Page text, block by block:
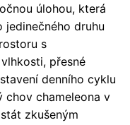
úlohou, která
druhu
s
přesné
denního cyklu
chov chameleona v
zkušeným